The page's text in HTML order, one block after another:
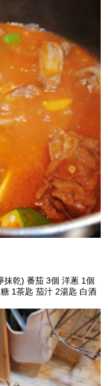
抹乾) 番茄 3個 洋蔥 1個
1茶匙 茄汁 2湯匙 白酒